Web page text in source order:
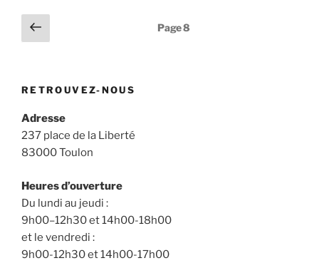
Pagination
des
Page
précédente
Page8
RETROUVEZ-NOUS
Adresse
237 place de la Liberté
83000 Toulon
Heures d’ouverture
Du lundi au jeudi :
9h00–12h30 et 14h00-18h00
et le vendredi :
9h00-12h30 et 14h00-17h00